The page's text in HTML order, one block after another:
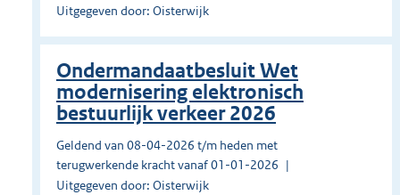
Uitgegeven door: Oisterwijk
Ondermandaatbesluit Wet
modernisering elektronisch
bestuurlijk verkeer 2026
Geldend van 08-04-2026 t/m heden met
terugwerkende kracht vanaf 01-01-2026
Uitgegeven door: Oisterwijk